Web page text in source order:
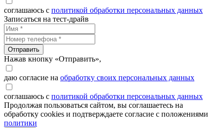
соглашаюсь с политикой обработки персональных данных
Записаться на тест-драйв
Отправить
Нажав кнопку «Отправить»,
даю согласие на обработку своих персональных данных
соглашаюсь с политикой обработки персональных данных
Продолжая пользоваться сайтом, вы соглашаетесь на
обработку cookies и подтверждаете согласие с положениями
политики